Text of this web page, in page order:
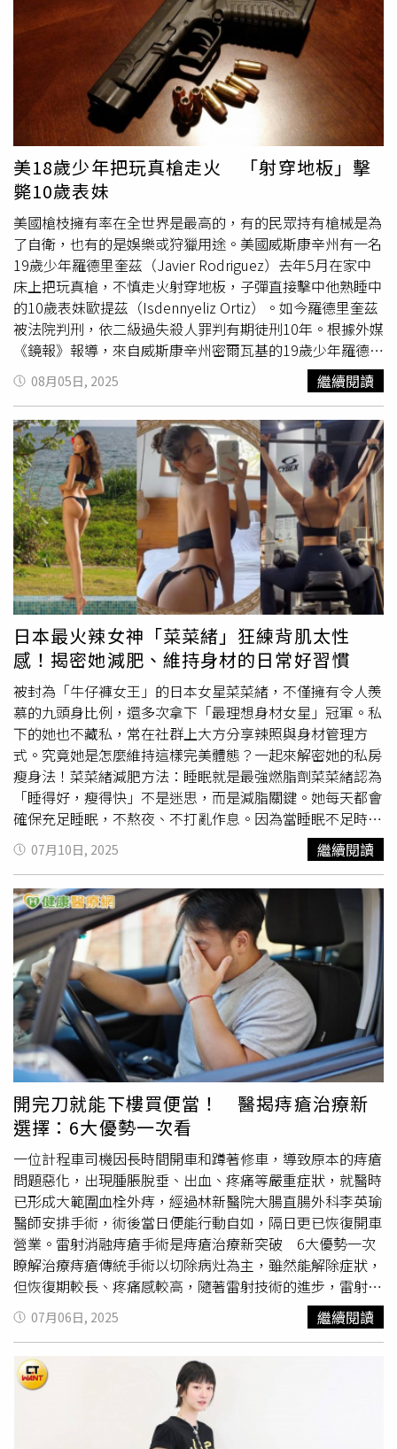
分享：「整間教室都靠這台推車收納顏料和畫具！」不誇
張，買回家立刻感受到生活品質加倍。RÅSKOG推車 白色
原價／899元、今年再創低價／799元（圖／擷取自官網）
IKEA打折必買收納好物：ALEX抽屜櫃 染白色/橡木紋 收納
抽屜界的霸主！許多租屋族表示，這個抽屜櫃的高度設計超
貼心，大小物品都能各自找到位置。沒有把手的簡約設計，
不只視覺清爽，還不用擔心孩子撞到。尤其橡木紋外型，完
全能融入各種居家風格。放在床邊或書桌旁，整個空間立刻
整齊到不行。ALEX抽屜櫃 染白色/橡木紋原價／2,699元、
今年再創低價／2,299元（圖／擷取自官網）IKEA打折必買
收納好物：MACKAPÄR附滑門收納長凳 白色玄關收納救
星！結合長凳與鞋櫃設計，出門穿鞋超方便。滑門設計完全
不佔空間，內部層板可調整高度，連高筒靴都能收納。洞洞
滑門還能保持通風，不怕鞋子悶出異味。網友笑說：「這台
不只是鞋櫃，還是我家小孩每天出門必坐的『等候椅』！」
MACKAPÄR附滑門收納長凳 白色 原價／2,499元、今年再創
低價／1,999元（圖／擷取自官網）IKEA打折必買收納好
物：RISATORP網籃 粉紅色粉嫩外型＋實用度爆表！網狀設
計讓蔬果保持透氣不悶壞，還附提把能隨手搬動。不只廚房
好用，還有網友分享：「我家零食、泡麵全部靠它分類收
納，每次看到都覺得療癒。」輕盈又便宜，難怪是網友激推
的小確幸收納品。RISATORP網籃 粉紅色原價／249元、今
年再創低價／199元（圖／擷取自官網）IKEA打折必買收納
好物：SAMLA收納盒「IKEA收納界的長青樹！」透明盒身
一眼就能看到內容物，不管是衣服、玩具還是小工具，全都
能輕鬆分類。搭配專用盒蓋防塵效果更好，家裡收納盒一律
統一，整齊感直接拉滿。網友大推：「看著滿滿SAMLA整齊
排列真的超紓壓！」SAMLA收納盒 原價／39元、今年再創
低價／29元（圖／擷取自官網）IKEA打折必買收納好物：
KORTGÅRDEN 掀床小坪數救星！掀開床板就是超大收納空
間，換季衣物、棉被通通放得下。 軟墊床頭板還能靠著看書
追劇，機能與舒適兼具。很多北部租屋族直呼：「自從有這
張床，家裡瞬間多出一個小倉庫！」KORTGÅRDEN 掀床 原
價／15,990元、今年再創低價／13,990元（圖／擷取自官
網）IKEA打折必買收納好物：PALYCKE 夾式網籃租屋族必
備神器！完全不用鑽孔，輕輕一夾就能在櫃子裡多出一層收
納空間，瓶罐、餐具、小雜物立刻乖乖就位。網友笑說：
「這就是租屋族的暗黑收納武器。」價格親民又實用，難怪
一上架就被搶翻。PALYCKE夾式網籃 原價／229元、今年再
創低價／179元（圖／擷取自官網）
美18歲少年把玩真槍走火 「射穿地板」擊
斃10歲表妹
美國槍枝擁有率在全世界是最高的，有的民眾持有槍械是為
了自衛，也有的是娛樂或狩獵用途。美國威斯康辛州有一名
19歲少年羅德里奎茲（Javier Rodriguez）去年5月在家中
床上把玩真槍，不慎走火射穿地板，子彈直接擊中他熟睡中
的10歲表妹歐提茲（Isdennyeliz Ortiz）。如今羅德里奎茲
被法院判刑，依二級過失殺人罪判有期徒刑10年。根據外媒
《鏡報》報導，來自威斯康辛州密爾瓦基的19歲少年羅德里
奎茲去年5月31日凌晨在家中，當時18歲的他對槍枝很有興
趣，躺在床上把玩一支真槍，他沒想到槍枝突然走火，子彈
穿過沙發軟墊後，竟貫穿羅德里奎茲房間地板，接著射穿樓
下10歲表妹歐提茲的房間天花板，最終擊中睡夢中的歐提茲
胸膛。報導中指出，歐提茲中彈後，睡在一旁的歐提茲母親
聽見女兒發出一聲驚呼，但搖晃她已沒有反應，急忙打開房
間的燈，才發現歐提茲胸口中彈不斷流血；歐提茲母親透
露，她當時看見天花板有一個彈孔，推測與樓上的羅德里奎
茲有關。而羅德里奎茲當時知道自己犯下大錯，在警方還沒
到場的時候就慌張逃離案發現場，也有告知父親與祖父母自
己做了多麼可惡的事情。最終羅德里奎茲仍被警方逮捕，但
歐提茲母親和歐提茲的14歲姊姊有證實，羅德里奎茲當下有
向他們道歉，承認自己犯行，請求原諒。去年案發沒多久羅
德里奎茲被捕，面臨二級過失殺人罪的指控，如今在他被羈
押14個月後，最近法院依法判處他有期徒刑10年，得扣除
近14個月羈押時間，服刑後他須接受8年的監督釋放。
08月05日, 2025 繼續閱讀
日本最火辣女神「菜菜緒」狂練背肌太性
感！揭密她減肥、維持身材的日常好習慣
被封為「牛仔褲女王」的日本女星菜菜緒，不僅擁有令人羨
慕的九頭身比例，還多次拿下「最理想身材女星」冠軍。私
下的她也不藏私，常在社群上大方分享辣照與身材管理方
式。究竟她是怎麼維持這樣完美體態？一起來解密她的私房
瘦身法！菜菜緒減肥方法：睡眠就是最強燃脂劑菜菜緒認為
「睡得好，瘦得快」不是迷思，而是減脂關鍵。她每天都會
確保充足睡眠，不熬夜、不打亂作息。因為當睡眠不足時，
體內的「瘦素（Leptin）」分泌會受到抑制，導致食慾變
強、新陳代謝變慢，長期下來容易發胖。根據研究，充足睡
眠甚至每天可額外消耗約270大卡熱量，是不動也能默默變
瘦的秘密武器。（圖／取自 nanao_official IG）菜菜緒減肥
方法：飲食清淡高蛋白，晚上8點後不進食菜菜緒在飲食上
採取「低糖、低脂、高蛋白」原則，並以天然食材為主。她
偏好攝取像是雞胸肉、豆腐、白魚、雞蛋白等優質蛋白來
源，搭配大量蔬菜與新鮮水果。不僅如此，她也嚴格限制進
食時間，習慣在晚上8點前結束所有正餐與點心，避免因宵
夜攝取額外熱量，守住體態防線。（圖／取自
nanao_official IG）菜菜緒減肥方法：每週運動4～5天，結
合有氧與重訓為了維持良好的體態與高代謝，菜菜緒每週會
進行4至5次運動，每次至少1小時，內容涵蓋有氧運動如跑
步、跳繩、舞蹈，搭配皮拉提斯、瑜伽及啞鈴等肌力訓練。
她認為，單靠有氧是不夠的，必須加上重量訓練，才能有效
提高基礎代謝、塑造更結實緊緻的曲線。近期更分享狂練背
肌、上半身線條，讓人看到健美身材比紙片人更性感。（圖
／取自 nanao_official IG）菜菜緒減肥方法：極度重視臀部
線條，深蹲＋保養雙管齊下菜菜緒曾分享自己對臀部線條的
講究程度，從訓練到保養都不馬虎。她會安排深蹲、腿抬
高、爬樓梯等動作來強化臀腿肌群，避免臀部鬆垮下垂。而
在日常生活中也非常注意細節，例如坐著時會加軟墊 避免皮
膚摩擦造成橘皮，且從不翹腳，並每日為臀部按摩保養。她
相信，維持身材不只是練出來的，更是一種全方位的生活態
度。（圖／取自 nanao_official IG）
07月10日, 2025 繼續閱讀
開完刀就能下樓買便當！ 醫揭痔瘡治療新
選擇：6大優勢一次看
一位計程車司機因長時間開車和蹲著修車，導致原本的痔瘡
問題惡化，出現腫脹脫垂、出血、疼痛等嚴重症狀，就醫時
已形成大範圍血栓外痔，經過林新醫院大腸直腸外科李英瑜
醫師安排手術，術後當日便能行動自如，隔日更已恢復開車
營業。雷射消融痔瘡手術是痔瘡治療新突破 6大優勢一次
瞭解治療痔瘡傳統手術以切除病灶為主，雖然能解除症狀，
但恢復期較長、疼痛感較高，隨著雷射技術的進步，雷射消
融痔瘡手術成為突破性的治療選擇。李英瑜醫師指出，雷射
消融痔瘡手術利用雷射導入能量，透過光消融、光凝固與光
汽化三種作用，讓痔瘡組織自然萎縮、纖維化，不僅能改善
出血與脫垂，還能減少復發風險。雷射消融痔瘡手術的優勢
包括：切口極小、僅約0.2公分，幾乎無創術後疼痛極低、
無需長期住院恢復快速，多數患者術後即能返家術後追蹤簡
便，僅需1至2次回診適用於第一至第四級痔瘡患者適合反覆
07月06日, 2025 繼續閱讀